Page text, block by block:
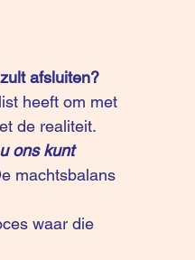
afsluiten?
heeft om met
de realiteit.
ons kunt
machtsbalans